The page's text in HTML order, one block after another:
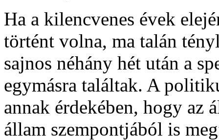
Ha a kilencvenes évek
történt volna, ma talán
sajnos néhány hét után a
egymásra találtak. A
annak érdekében, hogy az
állam szempontjából is